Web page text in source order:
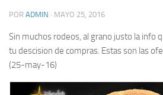
POR ADMIN · MAYO 25, 2016
Sin muchos rodeos, al grano justo la info
tu descision de compras. Estas son las
(25-may-16)